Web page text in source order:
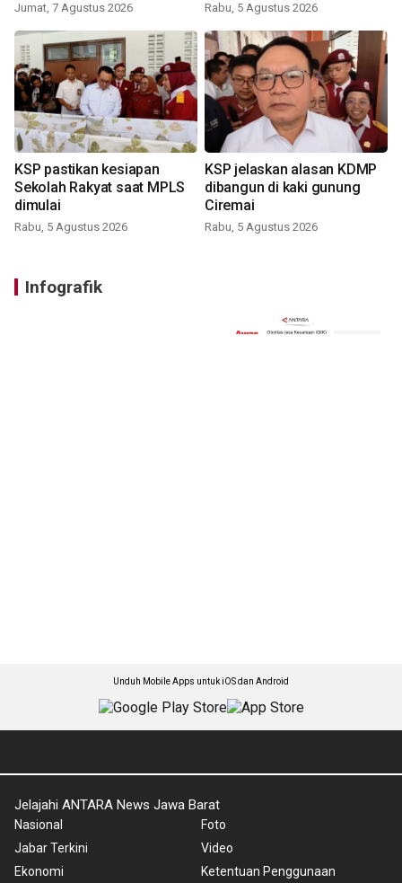
Jumat, 7 Agustus 2026 Rabu, 5 Agustus 2026
KSP pastikan kesiapan
Sekolah Rakyat saat MPLS
dimulai
Rabu, 5 Agustus 2026
KSP jelaskan alasan KDMP
dibangun di kaki gunung
Ciremai
Rabu, 5 Agustus 2026
Infografik
Unduh Mobile Apps untuk iOS dan Android
Jelajahi ANTARA News Jawa Barat
Nasional
Jabar Terkini
Ekonomi
Foto
Video
Ketentuan Penggunaan